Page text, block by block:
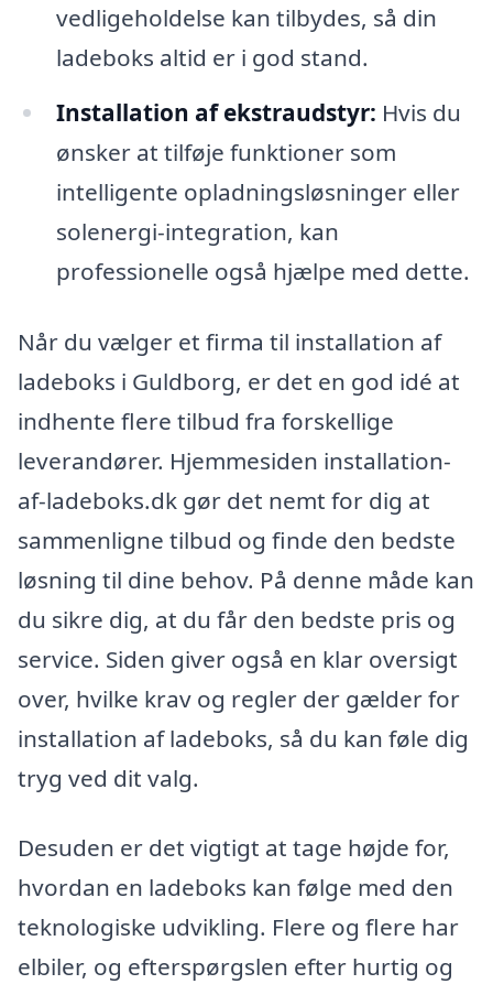
vedligeholdelse kan tilbydes, så din
ladeboks altid er i god stand.
Installation af ekstraudstyr: Hvis du
ønsker at tilføje funktioner som
intelligente opladningsløsninger eller
solenergi-integration, kan
professionelle også hjælpe med dette.
Når du vælger et firma til installation af
ladeboks i Guldborg, er det en god idé at
indhente flere tilbud fra forskellige
leverandører. Hjemmesiden installation-
af-ladeboks.dk gør det nemt for dig at
sammenligne tilbud og finde den bedste
løsning til dine behov. På denne måde kan
du sikre dig, at du får den bedste pris og
service. Siden giver også en klar oversigt
over, hvilke krav og regler der gælder for
installation af ladeboks, så du kan føle dig
tryg ved dit valg.
Desuden er det vigtigt at tage højde for,
hvordan en ladeboks kan følge med den
teknologiske udvikling. Flere og flere har
elbiler, og efterspørgslen efter hurtig og